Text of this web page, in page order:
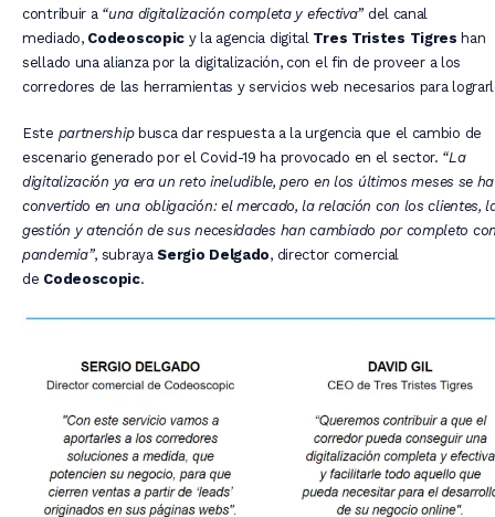
contribuir a “una digitalización completa y efectiva” del canal
mediado, Codeoscopic y la agencia digital Tres Tristes Tigres han
sellado una alianza por la digitalización, con el fin de proveer a los
corredores de las herramientas y servicios web necesarios para
Este partnershipbusca dar respuesta a la urgencia que el cambio de
escenario generado por el Covid-19 ha provocado en el sector. “La
digitalización ya era un reto ineludible, pero en los últimos meses se ha
convertido en una obligación: el mercado, la relación con los clientes,
gestión y atención de sus necesidades han cambiado por completo
pandemia”, subrayaSergio Delgado, director comercial
de Codeoscopic.